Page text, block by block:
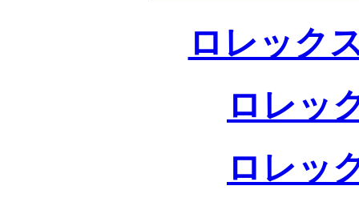
ロレック
ロレッ
ロレッ